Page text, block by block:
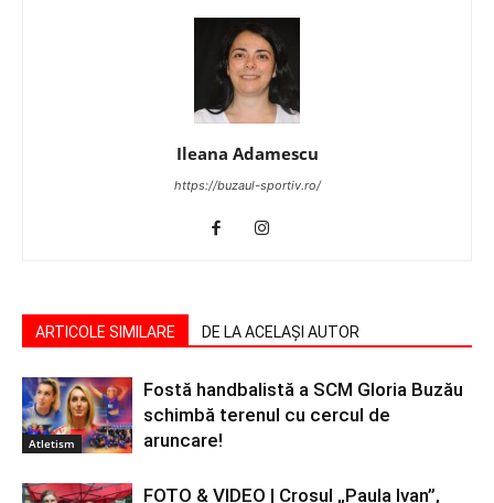
Ileana Adamescu
https://buzaul-sportiv.ro/
ARTICOLE SIMILARE DE LA ACELAȘI AUTOR
Atletism
Fostă handbalistă a SCM Gloria Buzău
schimbă terenul cu cercul de
aruncare!
FOTO & VIDEO | Crosul „Paula Ivan”,